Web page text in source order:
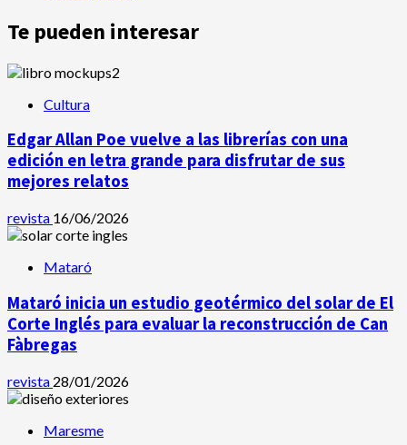
Te pueden interesar
Cultura
Edgar Allan Poe vuelve a las librerías con una
edición en letra grande para disfrutar de sus
mejores relatos
revista 16/06/2026
Mataró
Mataró inicia un estudio geotérmico del solar de El
Corte Inglés para evaluar la reconstrucción de Can
Fàbregas
revista 28/01/2026
Maresme